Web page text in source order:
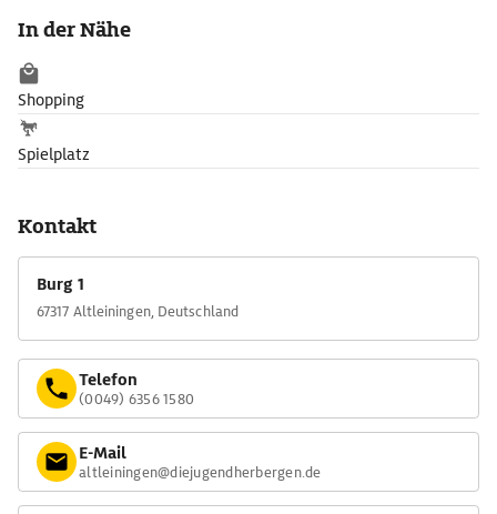
langen Drei-Burgen-Wanderweg die nahe gelegene, vom
gleichnamigen mittelalterlichen Ort eingerahmte Burg
Neuleiningen sowie die Ruine Battenberg besuchen.
In der Nähe
Shopping
Spielplatz
Kontakt
Burg 1
67317 Altleiningen, Deutschland
Telefon
(0049) 6356 1580
E-Mail
altleiningen@diejugendherbergen.de